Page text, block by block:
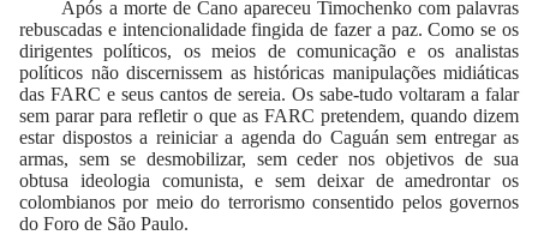
Após a morte de Cano apareceu Timochenko com palavras
rebuscadas e intencionalidade fingida de fazer a paz. Como se os
dirigentes políticos, os meios de comunicação e os analistas
políticos não discernissem as históricas manipulações midiáticas
das FARC e seus cantos de sereia. Os sabe-tudo voltaram a falar
sem parar para refletir o que as FARC pretendem, quando dizem
estar dispostos a reiniciar a agenda do Caguán sem entregar as
armas, sem se desmobilizar, sem ceder nos objetivos de sua
obtusa ideologia comunista, e sem deixar de amedrontar os
colombianos por meio do terrorismo consentido pelos governos
do Foro de São Paulo.